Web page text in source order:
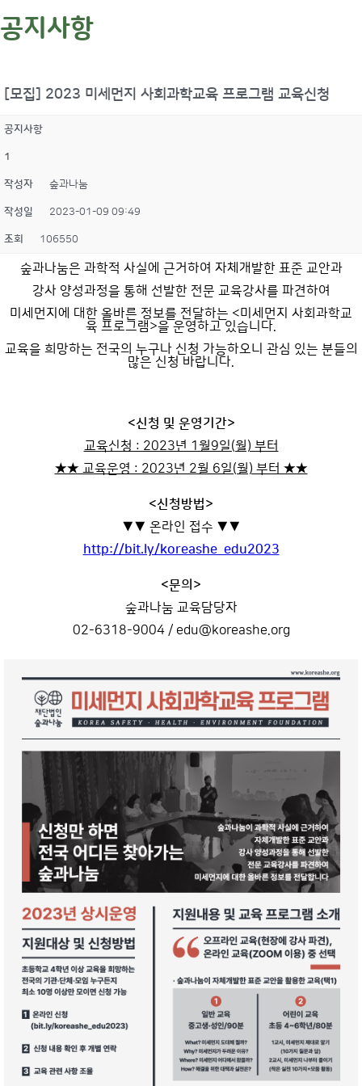
공지사항
[모집] 2023 미세먼지 사회과학교육 프로그램 교육신청
공지사항
1
작성자 숲과나눔
작성일 2023-01-09 09:49
조회 106550
숲과나눔은 과학적 사실에 근거하여 자체개발한 표준 교안과
강사 양성과정을 통해 선발한 전문 교육강사를 파견하여
미세먼지에 대한 올바른 정보를 전달하는 <미세먼지 사회과학교
육 프로그램>을 운영하고 있습니다.
교육을 희망하는 전국의 누구나 신청 가능하오니 관심 있는 분들의
많은 신청 바랍니다.
<신청 및 운영기간>
교육신청 : 2023년 1월9일(월) 부터
★★ 교육운영 : 2023년 2월 6일(월) 부터 ★★
<신청방법>
▼▼ 온라인 접수 ▼▼
http://bit.ly/koreashe_edu2023
<문의>
숲과나눔 교육담당자
02-6318-9004 / edu@koreashe.org